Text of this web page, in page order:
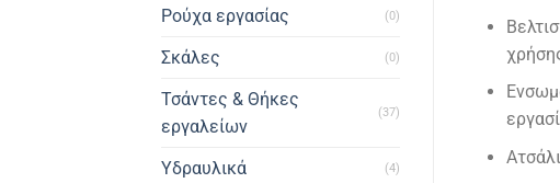
Ρούχα εργασίας (0)
Σκάλες (0)
Τσάντες & Θήκες
εργαλείων
(37)
Υδραυλικά (4)